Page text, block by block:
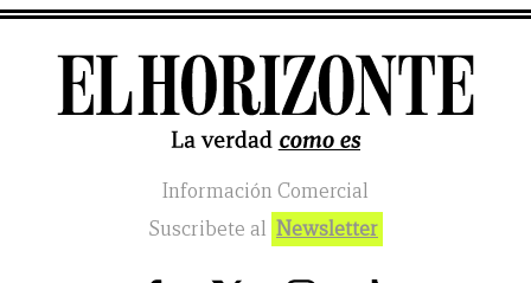
Información Comercial
Suscribete al Newsletter